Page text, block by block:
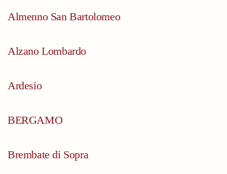
Almenno San Bartolomeo
Alzano Lombardo
Ardesio
BERGAMO
Brembate di Sopra